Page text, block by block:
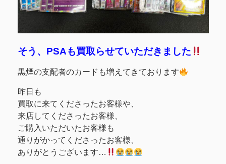
そう、PSAも買取らせていただきました
黒煙の支配者のカードも増えてきております
昨日も
買取に来てくださったお客様や、
来店してくださったお客様、
ご購入いただいたお客様も
通りがかってくださったお客様、
ありがとうございます…